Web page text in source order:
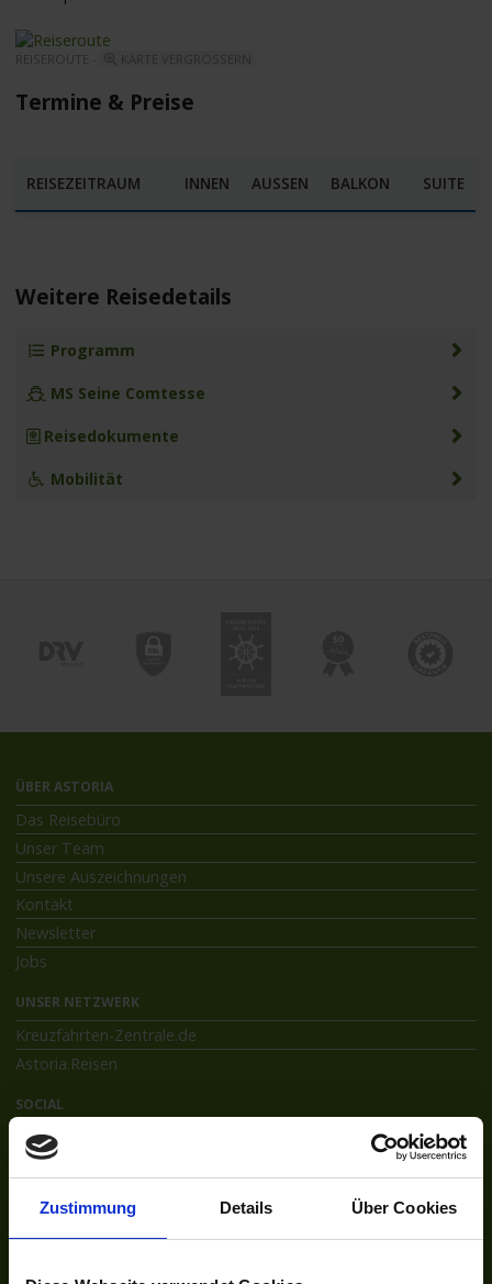
Zustimmung Details Über Cookies
REISEROUTE -
Termine & Preise
REISEZEITRAUM INNEN AUSSEN BALKON SUITE
Weitere Reisedetails
Programm
MS Seine Comtesse
Reisedokumente
Mobilität
ÜBER ASTORIA
Das Reisebüro
Unser Team
Unsere Auszeichnungen
Kontakt
Newsletter
Jobs
UNSER NETZWERK
Kreuzfahrten-Zentrale.de
Astoria.Reisen
SOCIAL
Facebook
Instagram
INFORMATIONEN
Bildnachweise